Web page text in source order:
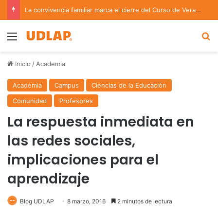
La convivencia familiar marca el cierre del Curso de Verano de Escuelas Aztecas
Menu
Inicio / Academia
Academia Campus
Ciencias de la Educación
Comunidad
Profesores
La respuesta inmediata en
las redes sociales,
implicaciones para el
aprendizaje
Blog UDLAP 8 marzo, 2016 2 minutos de lectura